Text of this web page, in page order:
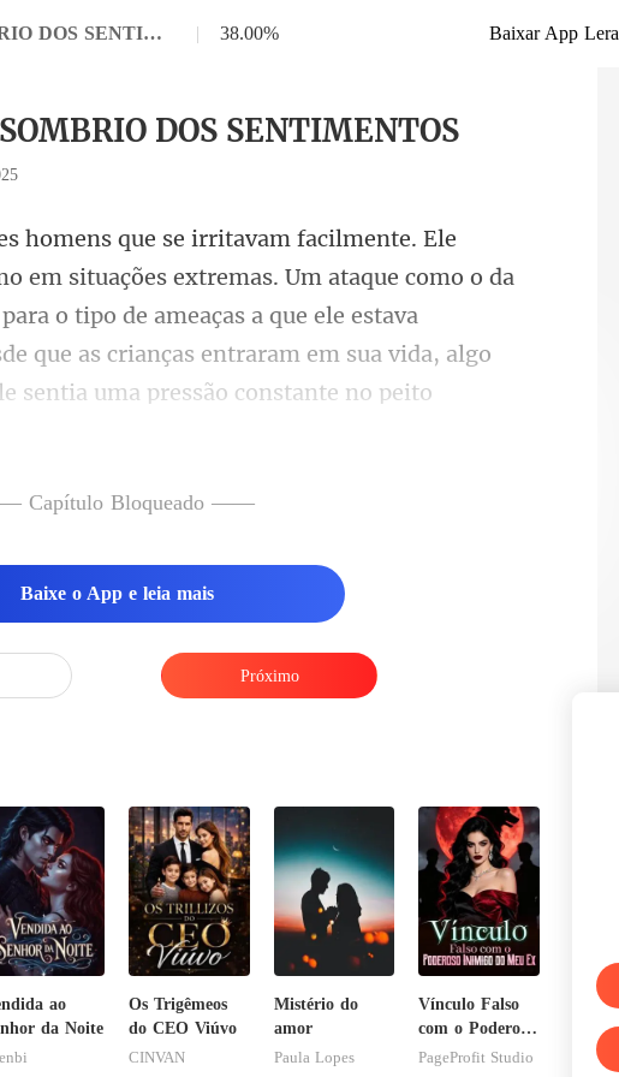
Capítulo 38 O LADO SOMBRIO DOS SENTIMENTOS | 38.00% Baixar App Lera
DOS SENTIMENTOS
emas. Um ataque como o da
o tipo de ameaças a que ele estava
Capítulo Bloqueado ——
Baixe o App e leia mais
Próximo
ao
da Noite
Os Trigêmeos
do CEO Viúvo
CINVAN
Mistério do
amor
Paula Lopes
Vínculo Falso
com o Poderoso
Inimigo do Meu
PageProfit Studio